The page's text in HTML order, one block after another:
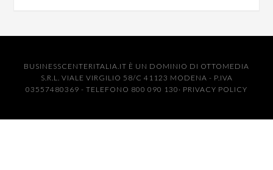
BUSINESSCENTERITALIA.IT È UN DOMINIO DI OTTOMEDIA
S.R.L. VIALE VIRGILIO 58/C 41123 MODENA - P.IVA
03557480369 - TELEFONO 800 090 130· PRIVACY POLICY